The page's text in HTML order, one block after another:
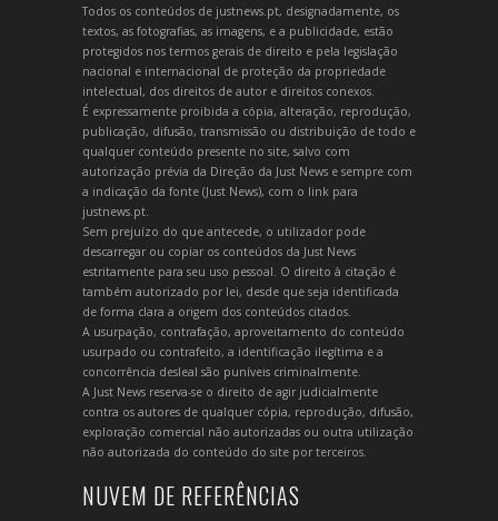
Todos os conteúdos de justnews.pt, designadamente, os
textos, as fotografias, as imagens, e a publicidade, estão
protegidos nos termos gerais de direito e pela legislação
nacional e internacional de proteção da propriedade
intelectual, dos direitos de autor e direitos conexos.
É expressamente proibida a cópia, alteração, reprodução,
publicação, difusão, transmissão ou distribuição de todo e
qualquer conteúdo presente no site, salvo com
autorização prévia da Direção da Just News e sempre com
a indicação da fonte (Just News), com o link para
justnews.pt.
Sem prejuízo do que antecede, o utilizador pode
descarregar ou copiar os conteúdos da Just News
estritamente para seu uso pessoal. O direito à citação é
também autorizado por lei, desde que seja identificada
de forma clara a origem dos conteúdos citados.
A usurpação, contrafação, aproveitamento do conteúdo
usurpado ou contrafeito, a identificação ilegítima e a
concorrência desleal são puníveis criminalmente.
A Just News reserva-se o direito de agir judicialmente
contra os autores de qualquer cópia, reprodução, difusão,
exploração comercial não autorizadas ou outra utilização
não autorizada do conteúdo do site por terceiros.
NUVEM DE REFERÊNCIAS